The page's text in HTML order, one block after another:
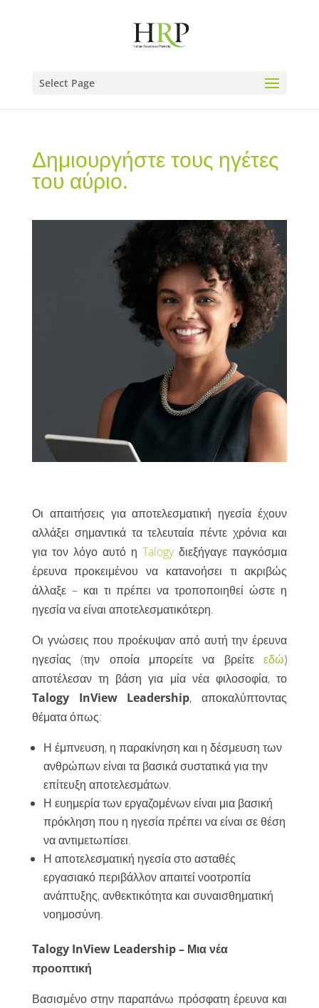
Select Page
Δημιουργήστε τους ηγέτες
του αύριο.
Οι απαιτήσεις για αποτελεσματική ηγεσία έχουν
αλλάξει σημαντικά τα τελευταία πέντε χρόνια και
για τον λόγο αυτό ηTalogyδιεξήγαγε παγκόσμια
έρευνα προκειμένου να κατανοήσει τι ακριβώς
άλλαξε – και τι πρέπει να τροποποιηθεί ώστε η
ηγεσία να είναι αποτελεσματικότερη.
Οι γνώσεις που προέκυψαν από αυτή την έρευνα
ηγεσίας (την οποία μπορείτε να βρείτεεδώ)
αποτέλεσαν τη βάση για μία νέα φιλοσοφία, το
Talogy InView Leadership, αποκαλύπτοντας
θέματα όπως:
Η έμπνευση, η παρακίνηση και η δέσμευση των
ανθρώπων είναι τα βασικά συστατικά για την
επίτευξη αποτελεσμάτων.
Η ευημερία των εργαζομένων είναι μια βασική
πρόκληση που η ηγεσία πρέπει να είναι σε θέση
να αντιμετωπίσει.
Η αποτελεσματική ηγεσία στο ασταθές
εργασιακό περιβάλλον απαιτεί νοοτροπία
ανάπτυξης, ανθεκτικότητα και συναισθηματική
νοημοσύνη.
Talogy InView Leadership – Μια νέα
προοπτική
Βασισμένο στην παραπάνω πρόσφατη έρευνα και